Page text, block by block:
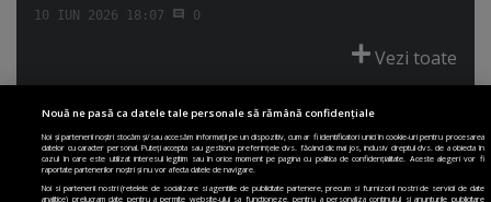
10 IUN 2026 18:07 0
Vezi toate
PRIMA PAGINĂ
POLITICA DE COLECTARE ACORD COOKIE
POLITICA DE CONFIDENȚIALITATE
DESPRE SITE ECHIPA
Nouă ne pasă ca datele tale personale să rămână confidențiale
Noi și partenerii noștri stocăm și/sau accesăm informații pe un dispozitiv, cum ar fi identificatori unici în cookie-uri pentru procesarea
datelor cu caracter personal. Puteți accepta sau gestiona preferințele dvs. făcând clic mai jos, inclusiv dreptul dvs. de a obiecta în
cazul în care este utilizat interesul legitim sau în orice moment pe pagina cu politica de confidențialitate. Aceste alegeri vor fi
raportate partenerilor noștri și nu vor afecta datele de navigare.
Noi si partenerii nostri (retelele de socializare si agentiile de publicitate partenere, precum si furnizorii nostri de servicii de date
analitice) prelucram date pentru a permite website-ului sa functioneze, pentru a personaliza continutul si anunturile publicitare